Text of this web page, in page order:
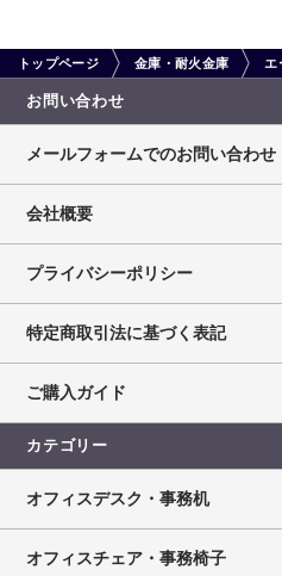
トップページ 金庫・耐火金庫 エ
お問い合わせ
メールフォームでのお問い合わせ
会社概要
プライバシーポリシー
特定商取引法に基づく表記
ご購入ガイド
カテゴリー
オフィスデスク・事務机
オフィスチェア・事務椅子